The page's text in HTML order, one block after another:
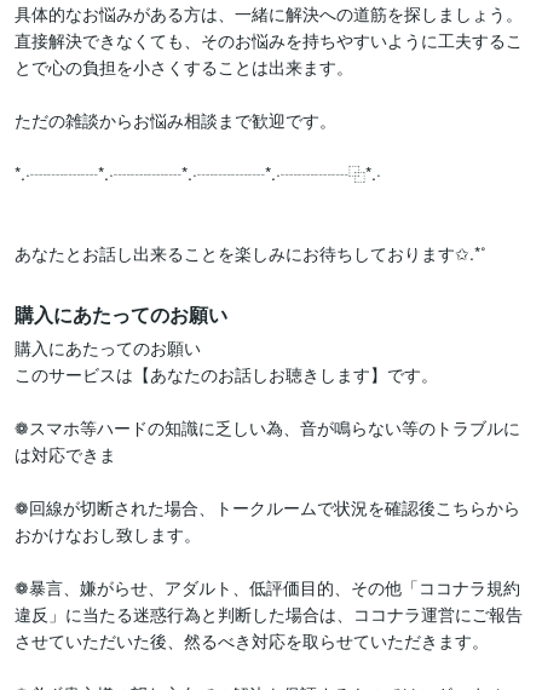
具体的なお悩みがある方は、一緒に解決への道筋を探しましょう。
直接解決できなくても、そのお悩みを持ちやすいように工夫するこ
とで心の負担を小さくすることは出来ます。
ただの雑談からお悩み相談まで歓迎です。
*.·┈┈┈┈*.·┈┈┈┈*.·┈┈┈┈*.·┈┈┈┈⿻*.·
購入にあたってのお願い
購入にあたってのお願い
このサービスは【あなたのお話しお聴きします】です。
❁スマホ等ハードの知識に乏しい為、音が鳴らない等のトラブルに
は対応できま
❁回線が切断された場合、トークルームで状況を確認後こちらから
おかけなおし致します。
❁暴言、嫌がらせ、アダルト、低評価目的、その他「ココナラ規約
違反」に当たる迷惑行為と判断した場合は、ココナラ運営にご報告
させていただいた後、然るべき対応を取らせていただきます。